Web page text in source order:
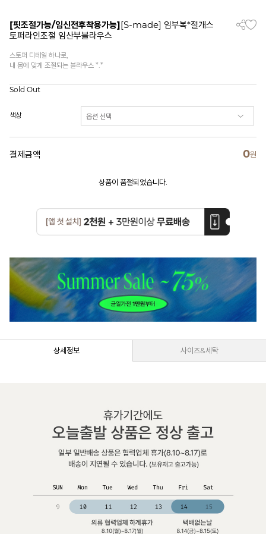
[핏조절가능/임신전후착용가능][S-made] 임부복*절개스
토퍼라인조절 임산부블라우스
스토퍼 디테일 하나로,
내 몸에 맞게 조절되는 블라우스 *.*
Sold Out
색상
결제금액 0원
상품이 품절되었습니다.
상세정보 사이즈&세탁